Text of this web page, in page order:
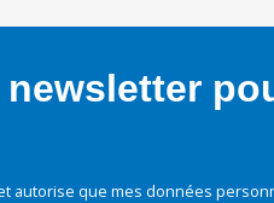
autorise que mes données